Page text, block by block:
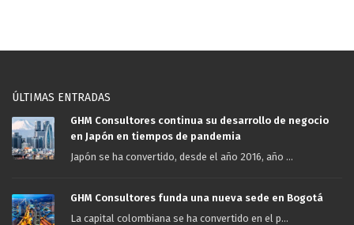
ÚLTIMAS ENTRADAS
GHM Consultores continua su desarrollo de negocio
en Japón en tiempos de pandemia
Japón se ha convertido, desde el año 2016, año ...
GHM Consultores funda una nueva sede en Bogotá
La capital colombiana se ha convertido en el p...